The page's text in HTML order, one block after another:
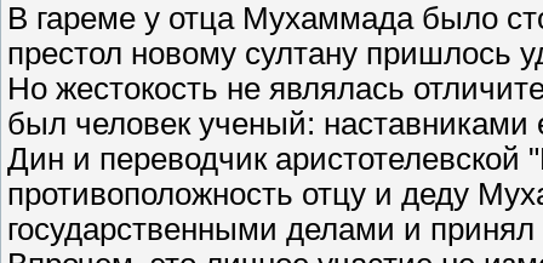
В гареме у отца Мухаммада было
престол новому султану пришлось
Но жестокость не являлась
был человек ученый: наставниками
Дин и переводчик
противоположность отцу и деду
государственными делами и